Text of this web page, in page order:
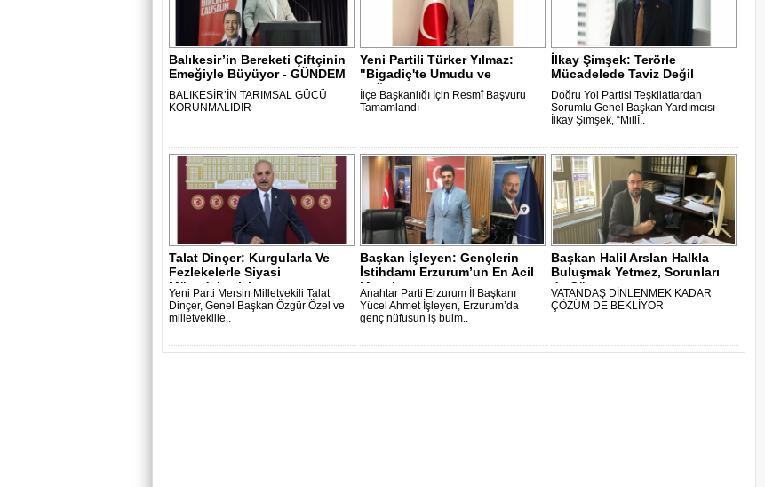
Balıkesir’in Bereketi Çiftçinin
Emeğiyle Büyüyor - GÜNDEM
- ..
BALIKESİR’İN TARIMSAL GÜCÜ
KORUNMALIDIR
Yeni Partili Türker Yılmaz:
"Bigadiç'te Umudu ve
Değişimi He..
İlçe Başkanlığı İçin Resmî Başvuru
Tamamlandı
İlkay Şimşek: Terörle
Mücadelede Taviz Değil
Devlet Ciddiyet..
Doğru Yol Partisi Teşkilatlardan
Sorumlu Genel Başkan Yardımcısı
İlkay Şimşek, “Millî..
Talat Dinçer: Kurgularla Ve
Fezlekelerle Siyasi
Mücadelemizi..
Yeni Parti Mersin Milletvekili Talat
Dinçer, Genel Başkan Özgür Özel ve
milletvekille..
Başkan İşleyen: Gençlerin
İstihdamı Erzurum’un En Acil
Mesel..
Anahtar Parti Erzurum İl Başkanı
Yücel Ahmet İşleyen, Erzurum’da
genç nüfusun iş bulm..
Başkan Halil Arslan Halkla
Buluşmak Yetmez, Sorunları
da Çöz..
VATANDAŞ DİNLENMEK KADAR
ÇÖZÜM DE BEKLİYOR